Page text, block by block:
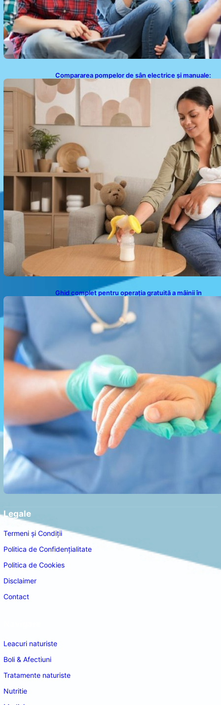
Compararea pompelor de sân electrice și manuale:
Alegerea ideală pentru mamele moderne
Ghid complet pentru operația gratuită a mâinii în
sistemul public de sănătate: pași, avantaje și
recuperare
Legale
Termeni și Condiții
Politica de Confidențialitate
Politica de Cookies
Disclaimer
Contact
Leacuri naturiste
Boli & Afectiuni
Tratamente naturiste
Nutritie